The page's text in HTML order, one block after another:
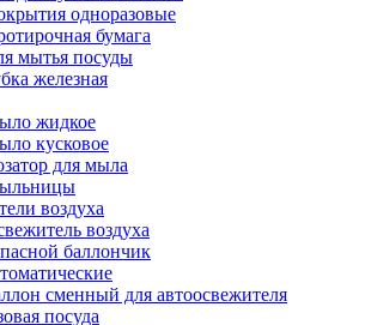
одноразовые
бумага
мытья посуды
железная
жидкое
кусковое
для мыла
воздуха
воздуха
баллончик
сменный для автоосвежителя
посуда